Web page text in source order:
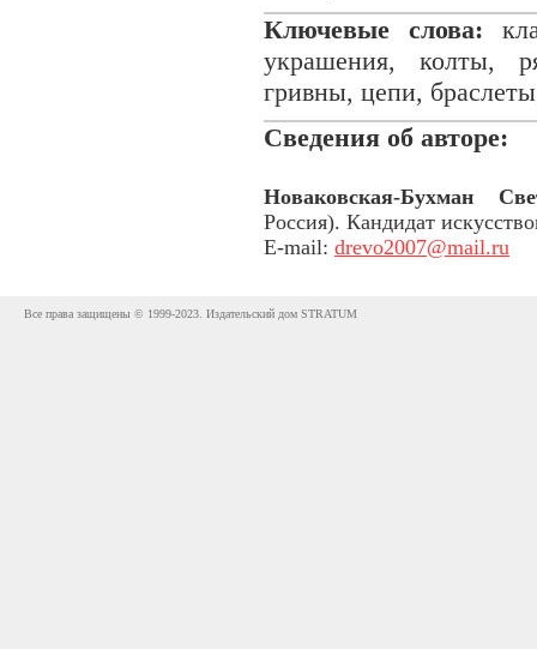
Ключевые слова:
украшения, колты,
гривны, цепи,
Сведения об авторе:
Новаковская-Бухман
Россия). Кандидат
E-mail: drevo2007@mail.ru
Все права защищены © 1999-2023. Издательский дом STRATUM